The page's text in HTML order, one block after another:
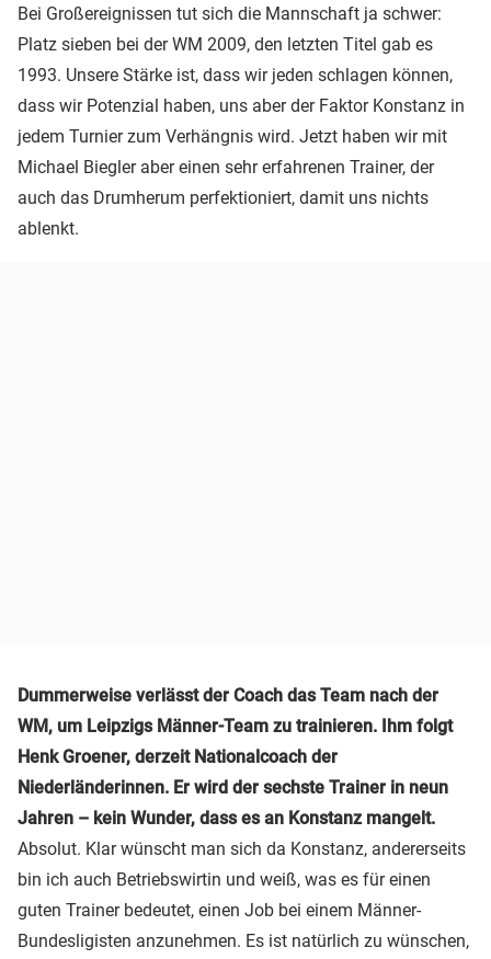
Bei Großereignissen tut sich die Mannschaft ja schwer:
Platz sieben bei der WM 2009, den letzten Titel gab es
1993. Unsere Stärke ist, dass wir jeden schlagen können,
dass wir Potenzial haben, uns aber der Faktor Konstanz in
jedem Turnier zum Verhängnis wird. Jetzt haben wir mit
Michael Biegler aber einen sehr erfahrenen Trainer, der
auch das Drumherum perfektioniert, damit uns nichts
ablenkt.
Dummerweise verlässt der Coach das Team nach der
WM, um Leipzigs Männer-Team zu trainieren. Ihm folgt
Henk Groener, derzeit Nationalcoach der
Niederländerinnen. Er wird der sechste Trainer in neun
Jahren – kein Wunder, dass es an Konstanz mangelt.
Absolut. Klar wünscht man sich da Konstanz, andererseits
bin ich auch Betriebswirtin und weiß, was es für einen
guten Trainer bedeutet, einen Job bei einem Männer-
Bundesligisten anzunehmen. Es ist natürlich zu wünschen,